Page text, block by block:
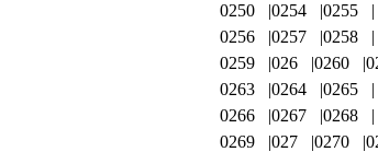
0250
0254
0255
0256
0257
0258
0259
026 0260
0263
0264
0265
0266
0267
0268
0269
027 0270